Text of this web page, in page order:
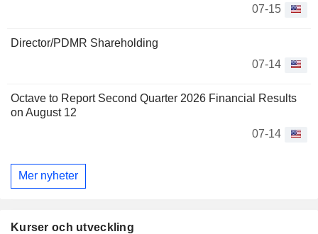
07-15
Director/PDMR Shareholding
07-14
Octave to Report Second Quarter 2026 Financial Results
on August 12
07-14
Mer nyheter
Kurser och utveckling